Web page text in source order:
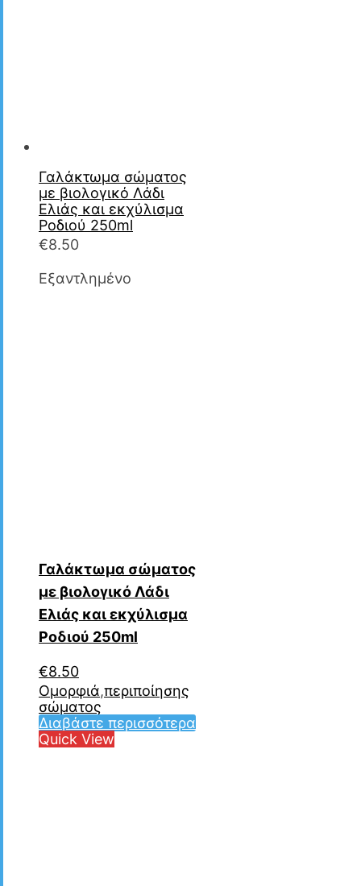
Γαλάκτωμα σώματος
με βιολογικό Λάδι
Ελιάς και εκχύλισμα
Ροδιού 250ml
€8.50
Εξαντλημένο
Γαλάκτωμα σώματος
με βιολογικό Λάδι
Ελιάς και εκχύλισμα
Ροδιού 250ml
€8.50
Ομορφιά,περιποίησης
σώματος
Διαβάστε περισσότερα
Quick View